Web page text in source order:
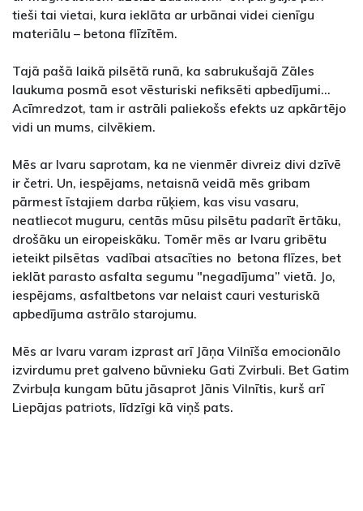
tieši tai vietai, kura ieklāta ar urbānai videi cienīgu
materiālu – betona flīzītēm.
Tajā pašā laikā pilsētā runā, ka sabrukušajā Zāles
laukuma posmā esot vēsturiski nefiksēti apbedījumi…
Acīmredzot, tam ir astrāli paliekošs efekts uz apkārtējo
vidi un mums, cilvēkiem.
Mēs ar Ivaru saprotam, ka ne vienmēr divreiz divi dzīvē
ir četri. Un, iespējams, netaisnā veidā mēs gribam
pārmest īstajiem darba rūķiem, kas visu vasaru,
neatliecot muguru, centās mūsu pilsētu padarīt ērtāku,
drošāku un eiropeiskāku. Tomēr mēs ar Ivaru gribētu
ieteikt pilsētas vadībai atsacīties no betona flīzes, bet
ieklāt parasto asfalta segumu "negadījuma” vietā. Jo,
iespējams, asfaltbetons var nelaist cauri vesturiskā
apbedījuma astrālo starojumu.
Mēs ar Ivaru varam izprast arī Jāņa Vilnīša emocionālo
izvirdumu pret galveno būvnieku Gati Zvirbuli. Bet Gatim
Zvirbuļa kungam būtu jāsaprot Jānis Vilnītis, kurš arī
Liepājas patriots, līdzīgi kā viņš pats.